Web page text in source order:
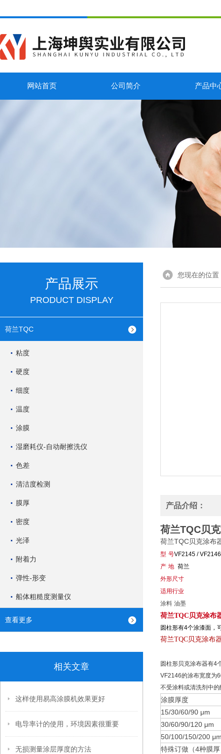
网站首页 公司简介 产品中
产品展示
PRODUCT DISPLAY
荷兰TQC
粘度
硬度
细度
温度
涂膜
湿磨耗仪-自动耐擦洗仪
色差
清洁度检测
膜厚
密度
光泽
附着力
弹性-形变
船体粗糙度测量仪
查看更多
相关文章
这样使用易高涂膜机效果更好
电导率计的使用，环境因素很重要
无损测量涂层厚度的方法
您现在的位置
产品介绍：
荷兰TQC贝
荷兰TQC贝克涂布
型 号VF2145 /
产 地 荷兰
外形尺寸
适用行业
涂料 油墨
荷兰TQC贝克涂布
圆柱形有4个涂漆面，
荷兰TQC贝克涂布
圆柱形贝克涂布器有4
VF2146的涂布宽度为
不受涂料或清洗剂中
涂膜厚度
15/30/60/90 μm
30/60/90/120 μm
50/100/150/200
特殊订做（4种膜